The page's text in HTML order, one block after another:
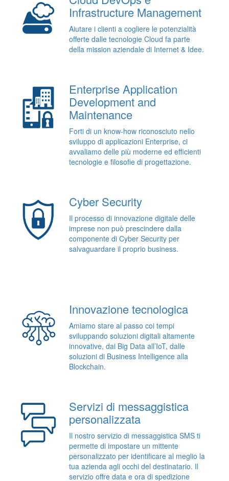
Infrastructure Management
Aiutare i clienti a cogliere le potenzialità
offerte dalle tecnologie Cloud fa parte
della mission aziendale di Internet & Idee.
Enterprise Application
Development and
Maintenance
Forti di un know-how riconosciuto nello
sviluppo di applicazioni Enterprise, ci
avvaliamo delle più moderne ed efficienti
tecnologie e filosofie di progettazione.
Cyber Security
Il processo di innovazione digitale delle
imprese non può prescindere dalla
componente di Cyber Security per
salvaguardare il proprio business.
Innovazione tecnologica
Amiamo stare al passo coi tempi
sviluppando soluzioni digitali altamente
innovative, dai Big Data all’IoT, dalle
soluzioni di Business Intelligence alla
Blockchain.
Servizi di messaggistica
personalizzata
Il nostro servizio di messaggistica SMS ti
permette di impostare un mittente
personalizzato per identificare al meglio la
tua azienda agli occhi del destinatario. Il
servizio offre data e ora di spedizione